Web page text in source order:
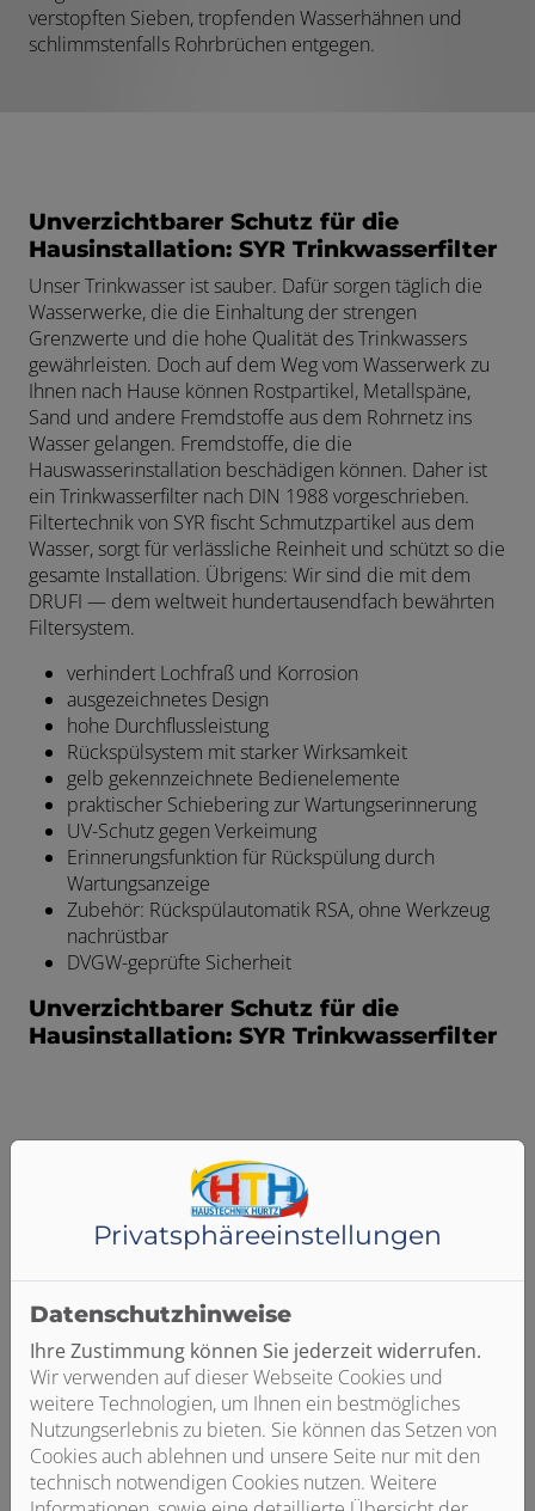
verstopften Sieben, tropfenden Wasserhähnen und
schlimmstenfalls Rohrbrüchen entgegen.
Unverzichtbarer Schutz für die
Hausinstallation: SYR Trinkwasserfilter
Unser Trinkwasser ist sauber. Dafür sorgen täglich die
Wasserwerke, die die Einhaltung der strengen
Grenzwerte und die hohe Qualität des Trinkwassers
gewährleisten. Doch auf dem Weg vom Wasserwerk zu
Ihnen nach Hause können Rostpartikel, Metallspäne,
Sand und andere Fremdstoffe aus dem Rohrnetz ins
Wasser gelangen. Fremdstoffe, die die
Hauswasserinstallation beschädigen können. Daher ist
ein Trinkwasserfilter nach DIN 1988 vorgeschrieben.
Filtertechnik von SYR fischt Schmutzpartikel aus dem
Wasser, sorgt für verlässliche Reinheit und schützt so die
gesamte Installation. Übrigens: Wir sind die mit dem
DRUFI — dem weltweit hundertausendfach bewährten
Filtersystem.
verhindert Lochfraß und Korrosion
ausgezeichnetes Design
hohe Durchflussleistung
Rückspülsystem mit starker Wirksamkeit
gelb gekennzeichnete Bedienelemente
praktischer Schiebering zur Wartungserinnerung
UV-Schutz gegen Verkeimung
Erinnerungsfunktion für Rückspülung durch
Wartungsanzeige
Zubehör: Rückspülautomatik RSA, ohne Werkzeug
nachrüstbar
DVGW-geprüfte Sicherheit
Unverzichtbarer Schutz für die
Hausinstallation: SYR Trinkwasserfilter
SYR Safe-T-Drufi
Unser Trinkwasser ist sauber. Dafür sorgen
täglich die Wasserwerke, die die Einhaltung
Privatsphäre­einstellungen
Datenschutzhinweise
Ihre Zustimmung können Sie jederzeit widerrufen.
Wir verwenden auf dieser Webseite Cookies und
weitere Technologien, um Ihnen ein bestmögliches
Nutzungserlebnis zu bieten. Sie können das Setzen von
Cookies auch ablehnen und unsere Seite nur mit den
technisch notwendigen Cookies nutzen. Weitere